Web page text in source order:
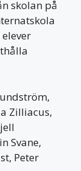
skolan på
Zilliacus,
Svane,
Peter